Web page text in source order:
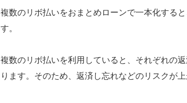
複数のリボ払いをおまとめローンで一本化する
す。
複数のリボ払いを利用していると、それぞれの
ります。そのため、返済し忘れなどのリスクが上